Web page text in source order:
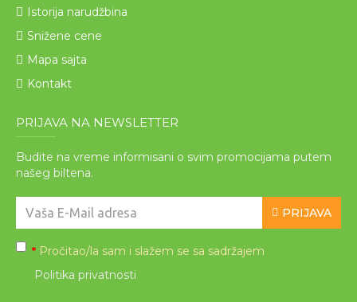
Istorija narudžbina
Snižene cene
Mapa sajta
Kontakt
PRIJAVA NA NEWSLETTER
Budite na vreme informisani o svim promocijama putem
našeg biltena.
PRIJAVA
* Pročitao/la sam i slažem se sa sadržajem
Politika privatnosti